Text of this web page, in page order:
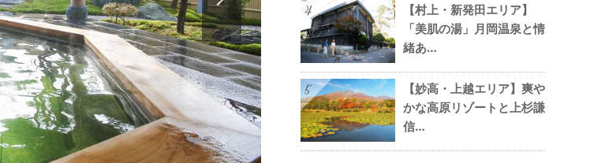
4
【村上・新発田エリア】
「美肌の湯」月岡温泉と情
緒あ…
5
【妙高・上越エリア】爽や
かな高原リゾートと上杉謙
信…